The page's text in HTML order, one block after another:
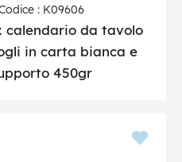
: K09606
calendario da tavolo
in carta bianca e
450gr